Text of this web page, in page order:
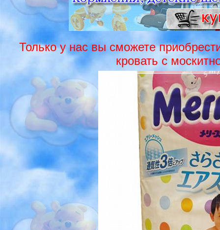
Только у нас вы сможете
кровать с